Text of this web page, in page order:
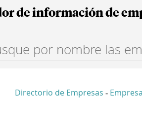
de información de
Directorio de Empresas -